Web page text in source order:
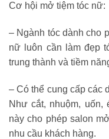
Cơ hội mở tiệm tóc nữ:
– Ngành tóc dành cho
nữ luôn cần làm đẹp
trung thành và tiềm
– Có thể cung cấp các
Như cắt, nhuộm,
này cho phép salon
nhu cầu khách hàng.